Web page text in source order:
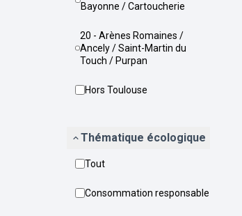
Bayonne / Cartoucherie
20 - Arènes Romaines /
Ancely / Saint-Martin du
Touch / Purpan
Hors Toulouse
Thématique écologique
Tout
Consommation responsable